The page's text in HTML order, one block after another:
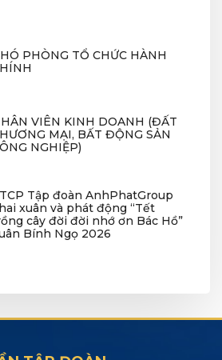
PHÒNG TỔ CHỨC HÀNH
VIÊN KINH DOANH (ĐẤT
MẠI, BẤT ĐỘNG SẢN
NGHIỆP)
Tập đoàn AnhPhatGroup
xuân và phát động “Tết
cây đời đời nhớ ơn Bác Hồ”
Bính Ngọ 2026